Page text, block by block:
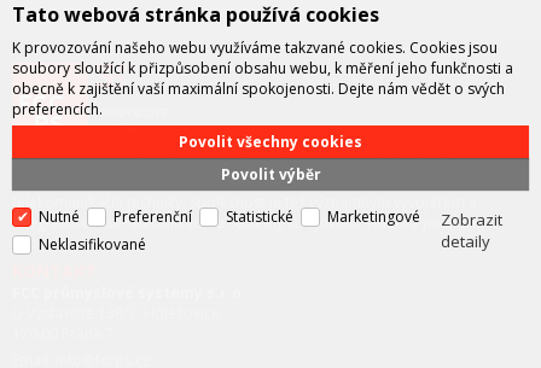
FCC průmyslové systémyje technicko – obchodní společností,
zastupující významné výrobce v oblasti průmyslové automatizace a
integrátorem se specializací na systémy strojového vidění a pokročilé
robotiky.
Tato webová stránka používá cookies
K provozování našeho webu využíváme takzvané cookies. Cookies jsou
soubory sloužící k přizpůsobení obsahu webu, k měření jeho funkčnosti a
obecně k zajištění vaší maximální spokojenosti. Dejte nám vědět o svých
preferencích.
Povolit výběr
Povolit všechny cookies
Nutné Preferenční Statistické
Marketingové
Neklasifikované
Zobrazit
detaily